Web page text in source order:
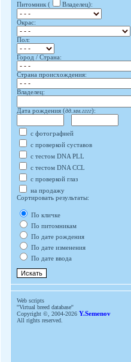
Питомник ( Владелец):
Окрас:
Пол:
Город / Страна:
Страна происхождения:
Владелец:
Дата рождения (дд.мм.гггг):
с фотографией
с проверкой суставов
с тестом DNA PLL
с тестом DNA CCL
с проверкой глаз
на продажу
Сортировать результаты:
По кличке
По питомникам
По дате рождения
По дате изменения
По дате ввода
Web scripts
''Virtual breed database''
Copyright ©, 2004-2026 Y.Semenov
All rights reserved.